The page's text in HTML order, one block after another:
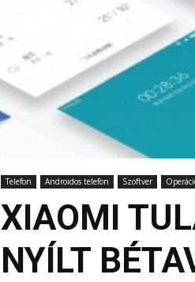
Telefon Androidos telefon Szoftver
XIAOMI
NYÍLT